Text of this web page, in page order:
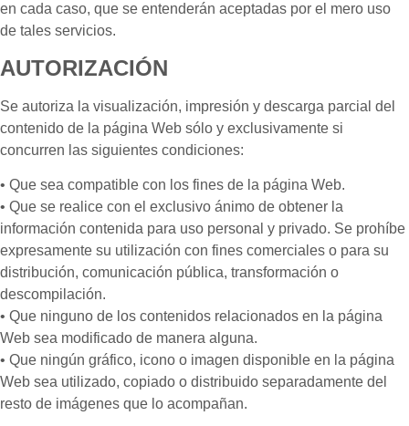
en cada caso, que se entenderán aceptadas por el mero uso
de tales servicios.
AUTORIZACIÓN
Se autoriza la visualización, impresión y descarga parcial del
contenido de la página Web sólo y exclusivamente si
concurren las siguientes condiciones:
• Que sea compatible con los fines de la página Web.
• Que se realice con el exclusivo ánimo de obtener la
información contenida para uso personal y privado. Se prohíbe
expresamente su utilización con fines comerciales o para su
distribución, comunicación pública, transformación o
descompilación.
• Que ninguno de los contenidos relacionados en la página
Web sea modificado de manera alguna.
• Que ningún gráfico, icono o imagen disponible en la página
Web sea utilizado, copiado o distribuido separadamente del
resto de imágenes que lo acompañan.